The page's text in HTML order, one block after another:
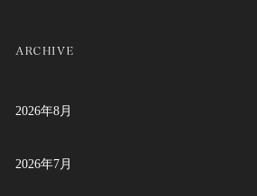
2026年8月
2026年7月